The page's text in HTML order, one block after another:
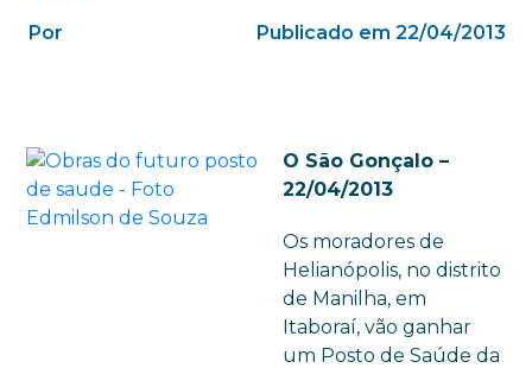
Por Publicado em 22/04/2013
O São Gonçalo –
22/04/2013
Os moradores de
Helianópolis, no distrito
de Manilha, em
Itaboraí, vão ganhar
um Posto de Saúde da